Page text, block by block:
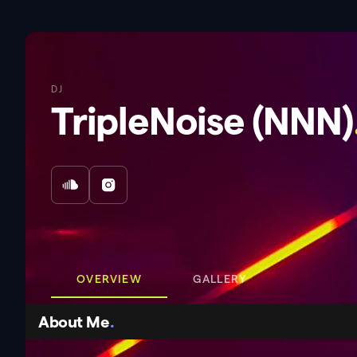
DJ
TripleNoise (NNN)
OVERVIEW GALLERY
About Me.